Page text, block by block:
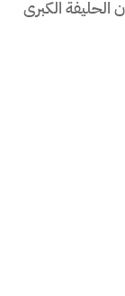
الحليفة الكبرى